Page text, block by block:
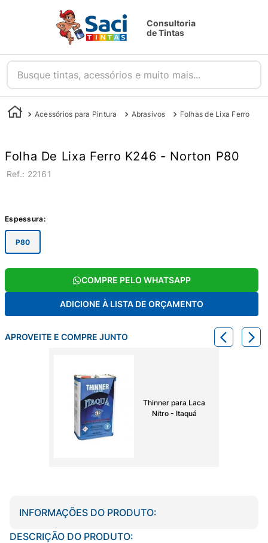
Consultoria
de Tintas
Busque tintas, acessórios e muito mais...
Acessórios para Pintura Abrasivos Folhas de Lixa Ferro
Folha De Lixa Ferro K246 - Norton P80
: 22161
Espessura:
P80
COMPRE PELO WHATSAPP
ADICIONE À LISTA DE ORÇAMENTO
APROVEITE E COMPRE JUNTO
Thinner para Laca
Nitro - Itaquá
INFORMAÇÕES DO PRODUTO:
DESCRIÇÃO DO PRODUTO: